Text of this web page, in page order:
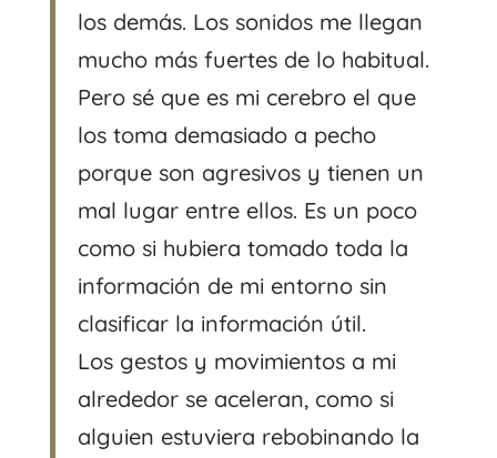
los demás. Los sonidos me llegan
mucho más fuertes de lo habitual.
Pero sé que es mi cerebro el que
los toma demasiado a pecho
porque son agresivos y tienen un
mal lugar entre ellos. Es un poco
como si hubiera tomado toda la
información de mi entorno sin
clasificar la información útil.
Los gestos y movimientos a mi
alrededor se aceleran, como si
alguien estuviera rebobinando la